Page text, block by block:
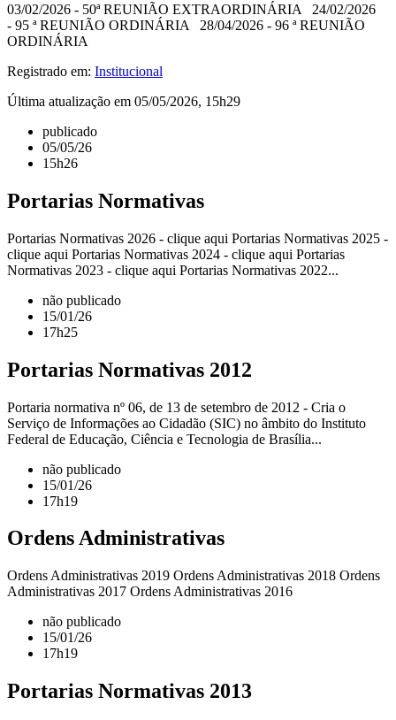
03/02/2026 - 50ª REUNIÃO EXTRAORDINÁRIA 24/02/2026
- 95 ª REUNIÃO ORDINÁRIA 28/04/2026 - 96 ª REUNIÃO
ORDINÁRIA
Registrado em: Institucional
Última atualização em 05/05/2026, 15h29
publicado
05/05/26
15h26
Portarias Normativas
Portarias Normativas 2026 - clique aqui Portarias Normativas 2025 -
clique aqui Portarias Normativas 2024 - clique aqui Portarias
Normativas 2023 - clique aqui Portarias Normativas 2022...
não publicado
15/01/26
17h25
Portarias Normativas 2012
Portaria normativa nº 06, de 13 de setembro de 2012 - Cria o
Serviço de Informações ao Cidadão (SIC) no âmbito do Instituto
Federal de Educação, Ciência e Tecnologia de Brasília...
não publicado
15/01/26
17h19
Ordens Administrativas
Ordens Administrativas 2019 Ordens Administrativas 2018 Ordens
Administrativas 2017 Ordens Administrativas 2016
não publicado
15/01/26
17h19
Portarias Normativas 2013